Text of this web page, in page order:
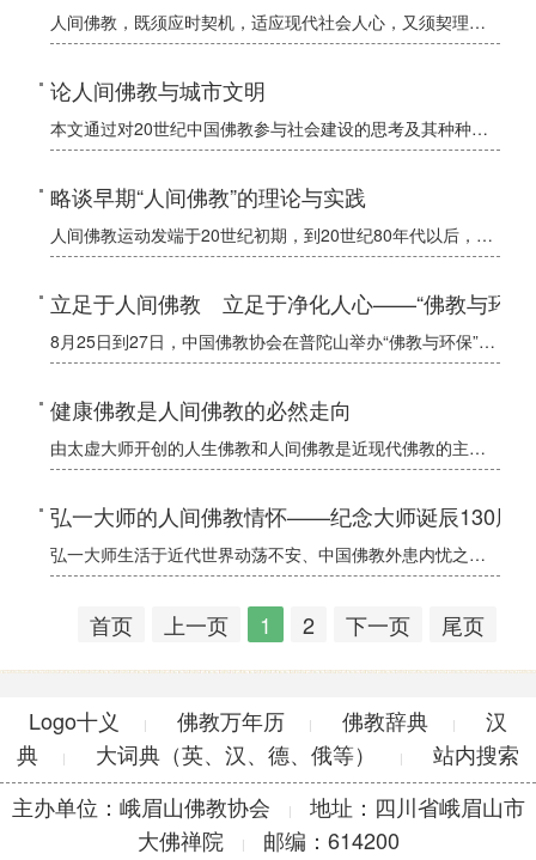
人间佛教，既须应时契机，适应现代社会人心，又须契理——契合佛陀教法，这需要论证发挥佛陀即世间而出世间，亦即惠能大师所谓“佛法在世间，不离世间觉”的原理，又须从佛经中找到实践人间佛教的圣者，作为榜样。佛
论人间佛教与城市文明
本文通过对20世纪中国佛教参与社会建设的思考及其种种实践活动，强调人间佛教思想正是佛教参与社会的理论建构，才能使佛教教化功能在现代社会中得以充分发挥。我们今天讨论通过深化“人间佛教”实践、参与当代中国
略谈早期“人间佛教”的理论与实践
人间佛教运动发端于20世纪初期，到20世纪80年代以后，己经在两岸三地发展成为超越派系界限、超越地区划分的佛教主导潮流，无论是佛教界、学术界还是宗教管理部门，凡涉及中国佛教的现状和未来发展，就无法回避
立足于人间佛教 立足于净化人心——“佛教与环保
8月25日到27日，中国佛教协会在普陀山举办“佛教与环保”讲演会，来自各地的佛教长老、专家学者和青年法师欢聚一堂，就“佛教与环保”问题发表论文，或给予点评，发挥高见；中国佛教协会组织有力，普陀山佛教协
健康佛教是人间佛教的必然走向
由太虚大师开创的人生佛教和人间佛教是近现代佛教的主流，关注现实人生，切实改善和提高生活质量，使佛教充分发挥其离苦得乐的作用，这不仅是佛教的宗旨，更是众生的需要。人间佛教的特色便是玄虚到切实，在时间上是
弘一大师的人间佛教情怀——纪念大师诞辰130周
弘一大师生活于近代世界动荡不安、中国佛教外患内忧之时，中国佛教正在厄难中图求振兴和发展。太虚大师契理契机提出的“人间佛教”，为中国佛教的复兴指明了出路。但人间佛教作为一种思想与实践体系，非成于一人之手
首页 上一页 1 2 下一页 尾页
Logo十义 | 佛教万年历 | 佛教辞典 |
汉
典
| 大词典（英、汉、德、俄等） |
站内搜索
主办单位：峨眉山佛教协会
|
地址：四川省峨眉山市
大佛禅院
| 邮编：614200